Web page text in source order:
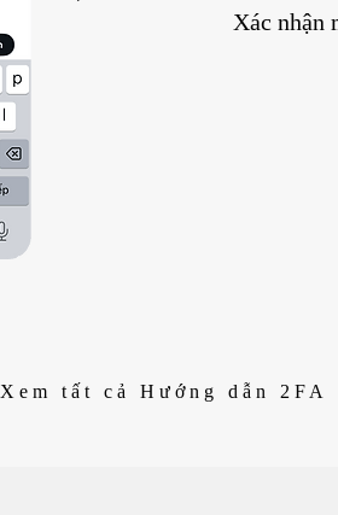
Xác nhận
Xem tất cả Hướng dẫn 2FA